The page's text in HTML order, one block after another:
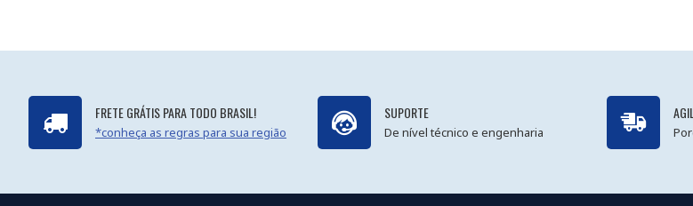
FRETE GRÁTIS PARA TODO BRASIL!
*conheça as regras para sua região
SUPORTE
De nível técnico e engenharia